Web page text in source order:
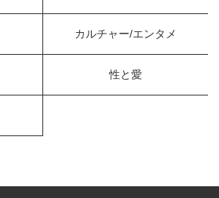
カルチャー/エンタメ
性と愛